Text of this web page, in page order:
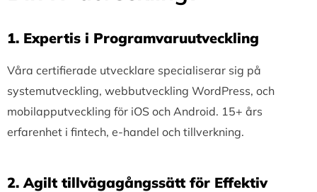
1.⁠ ⁠Expertis i Programvaruutveckling
Våra certifierade utvecklare specialiserar sig på
systemutveckling, webbutveckling WordPress, och
mobilapputveckling för iOS och Android. 15+ års
erfarenhet i fintech, e-handel och tillverkning.
2.⁠ ⁠Agilt tillvägagångssätt för Effektiv